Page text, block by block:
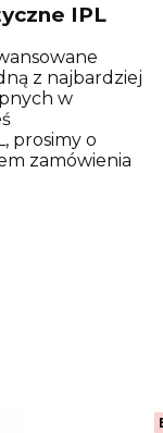
IPL
z najbardziej
w
prosimy o
zamówienia